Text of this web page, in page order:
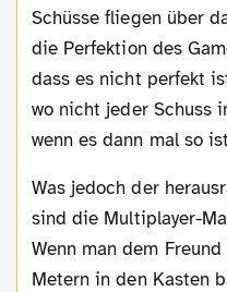
Schüsse fliegen über
die Perfektion des
dass es nicht perfekt
wo nicht jeder Schuss
wenn es dann mal so
Was jedoch der herausragende Aspekt von PES ist,
sind die Multiplayer-
Wenn man dem
Metern in den Kasten